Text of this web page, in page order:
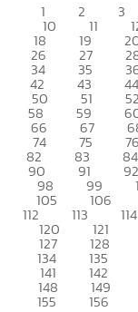
1 2 3
10 11
18 19
26 27
34 35
42 43 44
50 51 52
58 59
66 67
74 75 76
82 83 84
90 91 92
98 99
105 106
112 113 114
120 121
127 128
134 135
141 142
148 149
155 156